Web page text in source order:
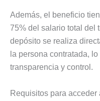
Además, el beneficio
75% del salario total del
depósito se realiza
la persona contratada,
transparencia y control.
Requisitos para